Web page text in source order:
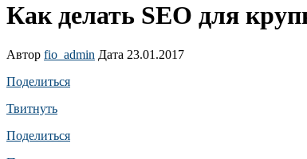
Как делать SEO для
Автор fio_admin Дата 23.01.2017
Поделиться
Твитнуть
Поделиться